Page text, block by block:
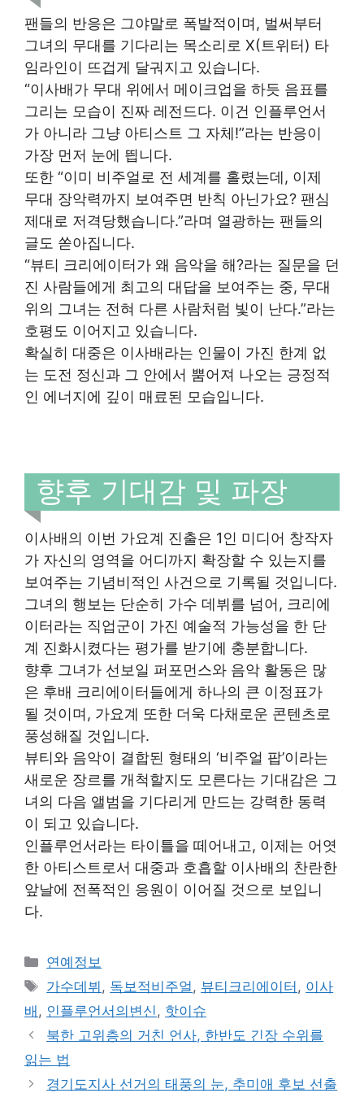
팬들의 반응은 그야말로 폭발적이며, 벌써부터
그녀의 무대를 기다리는 목소리로 X(트위터) 타
임라인이 뜨겁게 달궈지고 있습니다.
“이사배가 무대 위에서 메이크업을 하듯 음표를
그리는 모습이 진짜 레전드다. 이건 인플루언서
가 아니라 그냥 아티스트 그 자체!”라는 반응이
가장 먼저 눈에 띕니다.
또한 “이미 비주얼로 전 세계를 홀렸는데, 이제
무대 장악력까지 보여주면 반칙 아닌가요? 팬심
제대로 저격당했습니다.”라며 열광하는 팬들의
글도 쏟아집니다.
“뷰티 크리에이터가 왜 음악을 해?라는 질문을 던
진 사람들에게 최고의 대답을 보여주는 중, 무대
위의 그녀는 전혀 다른 사람처럼 빛이 난다.”라는
호평도 이어지고 있습니다.
확실히 대중은 이사배라는 인물이 가진 한계 없
는 도전 정신과 그 안에서 뿜어져 나오는 긍정적
인 에너지에 깊이 매료된 모습입니다.
향후 기대감 및 파장
이사배의 이번 가요계 진출은 1인 미디어 창작자
가 자신의 영역을 어디까지 확장할 수 있는지를
보여주는 기념비적인 사건으로 기록될 것입니다.
그녀의 행보는 단순히 가수 데뷔를 넘어, 크리에
이터라는 직업군이 가진 예술적 가능성을 한 단
계 진화시켰다는 평가를 받기에 충분합니다.
향후 그녀가 선보일 퍼포먼스와 음악 활동은 많
은 후배 크리에이터들에게 하나의 큰 이정표가
될 것이며, 가요계 또한 더욱 다채로운 콘텐츠로
풍성해질 것입니다.
뷰티와 음악이 결합된 형태의 ‘비주얼 팝’이라는
새로운 장르를 개척할지도 모른다는 기대감은 그
녀의 다음 앨범을 기다리게 만드는 강력한 동력
이 되고 있습니다.
인플루언서라는 타이틀을 떼어내고, 이제는 어엿
한 아티스트로서 대중과 호흡할 이사배의 찬란한
앞날에 전폭적인 응원이 이어질 것으로 보입니
다.
Categories
연예정보
Tags
가수데뷔 , 독보적비주얼 , 뷰티크리에이터 , 이사
배 , 인플루언서의변신 , 핫이슈
북한 고위층의 거친 언사, 한반도 긴장 수위를
읽는 법
경기도지사 선거의 태풍의 눈, 추미애 후보 선출